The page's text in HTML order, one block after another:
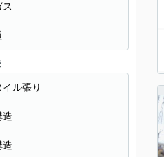
ル張り
造
造